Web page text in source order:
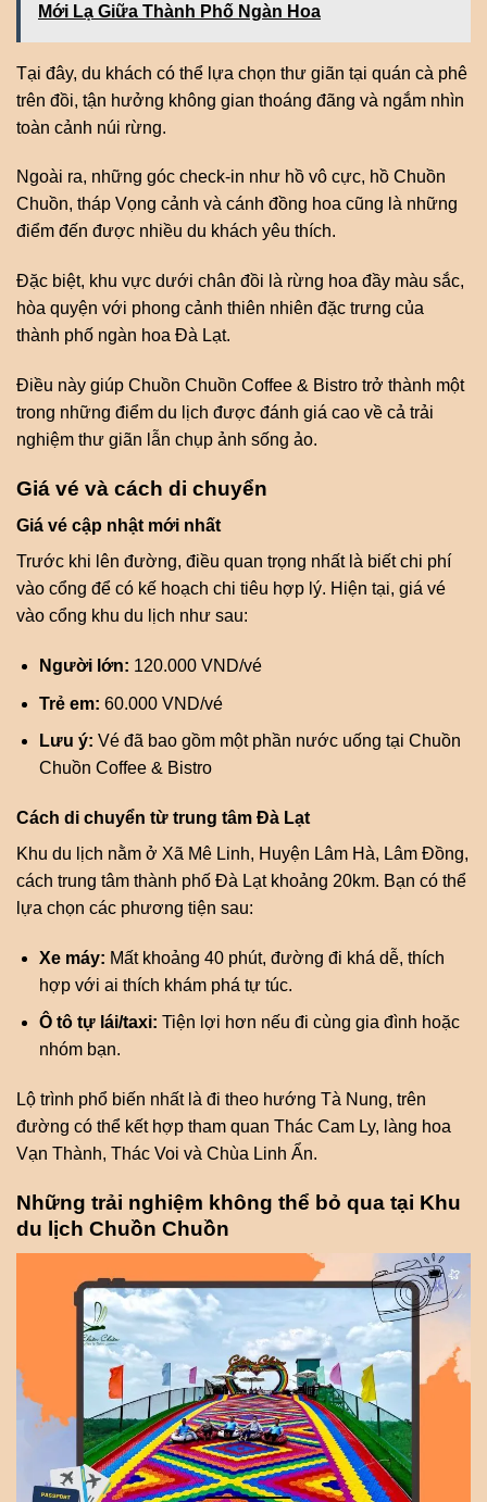
Mới Lạ Giữa Thành Phố Ngàn Hoa
Tại đây, du khách có thể lựa chọn thư giãn tại quán cà phê
trên đồi, tận hưởng không gian thoáng đãng và ngắm nhìn
toàn cảnh núi rừng.
Ngoài ra, những góc check-in như hồ vô cực, hồ Chuồn
Chuồn, tháp Vọng cảnh và cánh đồng hoa cũng là những
điểm đến được nhiều du khách yêu thích.
Đặc biệt, khu vực dưới chân đồi là rừng hoa đầy màu sắc,
hòa quyện với phong cảnh thiên nhiên đặc trưng của
thành phố ngàn hoa Đà Lạt.
Điều này giúp Chuồn Chuồn Coffee & Bistro trở thành một
trong những điểm du lịch được đánh giá cao về cả trải
nghiệm thư giãn lẫn chụp ảnh sống ảo.
Giá vé và cách di chuyển
Giá vé cập nhật mới nhất
Trước khi lên đường, điều quan trọng nhất là biết chi phí
vào cổng để có kế hoạch chi tiêu hợp lý. Hiện tại, giá vé
vào cổng khu du lịch như sau:
Người lớn: 120.000 VND/vé
Trẻ em: 60.000 VND/vé
Lưu ý: Vé đã bao gồm một phần nước uống tại Chuồn
Chuồn Coffee & Bistro
Cách di chuyển từ trung tâm Đà Lạt
Khu du lịch nằm ở Xã Mê Linh, Huyện Lâm Hà, Lâm Đồng,
cách trung tâm thành phố Đà Lạt khoảng 20km. Bạn có thể
lựa chọn các phương tiện sau:
Xe máy: Mất khoảng 40 phút, đường đi khá dễ, thích
hợp với ai thích khám phá tự túc.
Ô tô tự lái/taxi: Tiện lợi hơn nếu đi cùng gia đình hoặc
nhóm bạn.
Lộ trình phổ biến nhất là đi theo hướng Tà Nung, trên
đường có thể kết hợp tham quan Thác Cam Ly, làng hoa
Vạn Thành, Thác Voi và Chùa Linh Ẩn.
Những trải nghiệm không thể bỏ qua tại Khu
du lịch Chuồn Chuồn